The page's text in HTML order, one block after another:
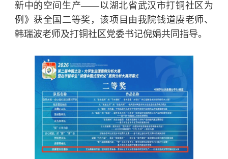
新中的空间生产——以湖北省武汉市打铜社区为
例》获全国二等奖，该项目由我院钱道赓老师、
韩瑞波老师及打铜社区党委书记倪娟共同指导。